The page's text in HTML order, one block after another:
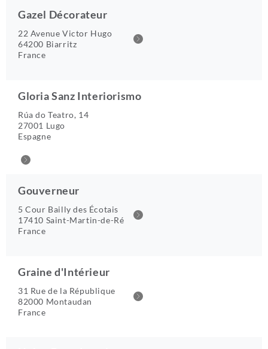
Gazel Décorateur
22 Avenue Victor Hugo
64200 Biarritz
France
Gloria Sanz Interiorismo
Rúa do Teatro, 14
27001 Lugo
Espagne
Gouverneur
5 Cour Bailly des Écotais
17410 Saint-Martin-de-Ré
France
Graine d'Intérieur
31 Rue de la République
82000 Montaudan
France